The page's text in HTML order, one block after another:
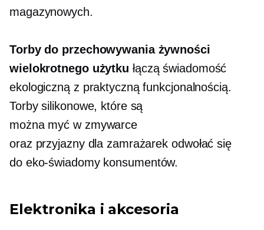
magazynowych.
Torby do przechowywania żywności
wielokrotnego użytku łączą świadomość
ekologiczną z praktyczną funkcjonalnością.
Torby silikonowe, które są
można myć w zmywarce
oraz przyjazny dla zamrażarek odwołać się
do eko-świadomykonsumentów.
Elektronika i akcesoria